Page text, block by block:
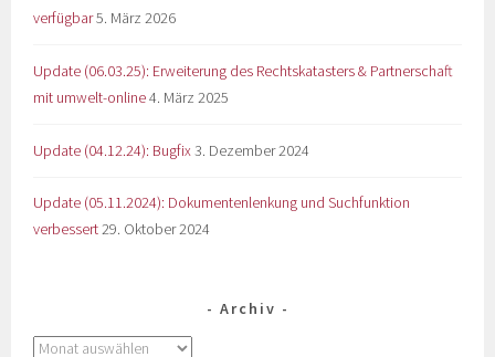
verfügbar5. März 2026
Update (06.03.25): Erweiterung des Rechtskatasters & Partnerschaft
mit umwelt-online4. März 2025
Update (04.12.24): Bugfix 3. Dezember 2024
Update (05.11.2024): Dokumentenlenkung und Suchfunktion
verbessert29. Oktober 2024
Archiv